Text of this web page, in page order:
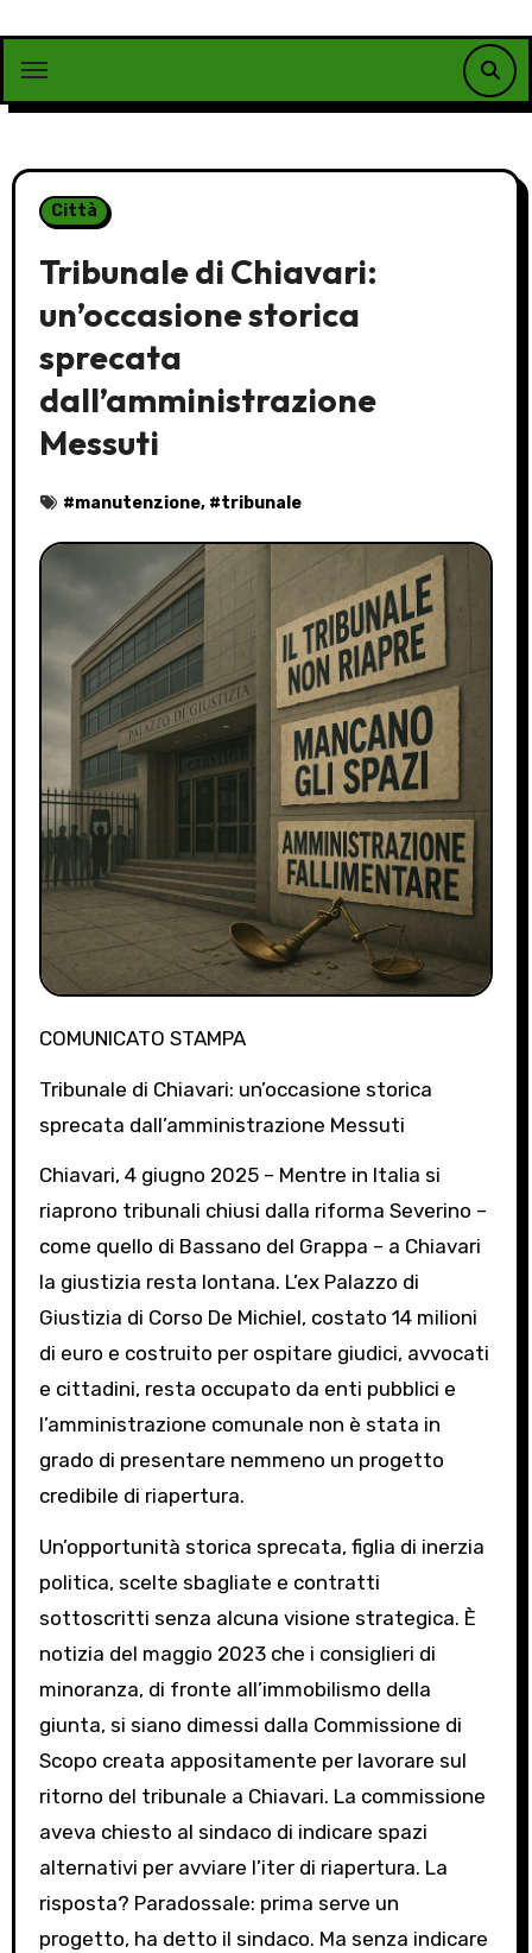
contenuto
Città
Tribunale di Chiavari:
un’occasione storica
sprecata
dall’amministrazione
Messuti
#manutenzione, #tribunale
COMUNICATO STAMPA
Tribunale di Chiavari: un’occasione storica
sprecata dall’amministrazione Messuti
Chiavari, 4 giugno 2025 – Mentre in Italia si
riaprono tribunali chiusi dalla riforma Severino –
come quello di Bassano del Grappa – a Chiavari
la giustizia resta lontana. L’ex Palazzo di
Giustizia di Corso De Michiel, costato 14 milioni
di euro e costruito per ospitare giudici, avvocati
e cittadini, resta occupato da enti pubblici e
l’amministrazione comunale non è stata in
grado di presentare nemmeno un progetto
credibile di riapertura.
Un’opportunità storica sprecata, figlia di inerzia
politica, scelte sbagliate e contratti
sottoscritti senza alcuna visione strategica. È
notizia del maggio 2023 che i consiglieri di
minoranza, di fronte all’immobilismo della
giunta, si siano dimessi dalla Commissione di
Scopo creata appositamente per lavorare sul
ritorno del tribunale a Chiavari. La commissione
aveva chiesto al sindaco di indicare spazi
alternativi per avviare l’iter di riapertura. La
risposta? Paradossale: prima serve un
progetto, ha detto il sindaco. Ma senza indicare